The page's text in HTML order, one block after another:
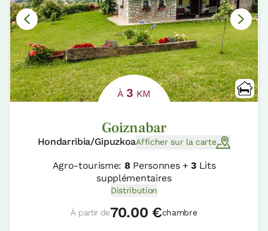
À 3 KM
Goiznabar
Hondarribia/GipuzkoaAfficher sur la carte
Agro-tourisme: 8Personnes +3 Lits
supplémentaires
Distribution
À partir de70.00 €chambre